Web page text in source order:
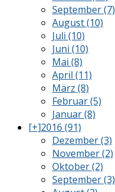
September (7)
August (10)
Juli (10)
Juni (10)
Mai (8)
April (11)
März (8)
Februar (5)
Januar (8)
[+]2016 (91)
Dezember (3)
November (2)
Oktober (2)
September (3)